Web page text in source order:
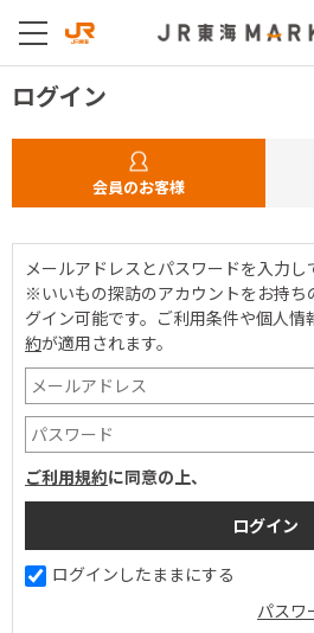
ログイン
会員のお客様
メールアドレスとパスワードを入力し
※いいもの探訪のアカウントをお持ち
グイン可能です。 ご利用条件や個人情
約が適用されます。
ご利用規約に同意の上、
ログインしたままにする
パスワ